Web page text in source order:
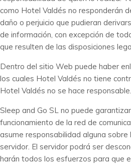
como Hotel Valdés no responderán
daño o perjuicio que pudieran
de información, con excepción de
que resulten de las disposiciones
Dentro del sitio Web puede haber
los cuales Hotel Valdés no tiene
Hotel Valdés no se hace responsable.
Sleep and Go SL no puede
funcionamiento de la red de
asume responsabilidad alguna sobre
servidor. El servidor podrá ser
harán todos los esfuerzos para que